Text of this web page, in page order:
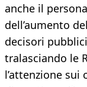
anche il
dell’aumento
decisori
tralasciando le
l’attenzione